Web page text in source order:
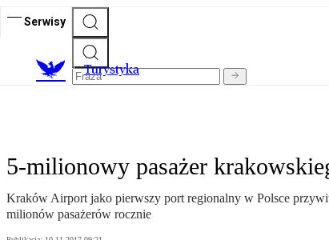
Serwisy
Turystyka
5-milionowy pasażer
Kraków Airport jako pierwszy port regionalny w Polsce
milionów pasażerów rocznie